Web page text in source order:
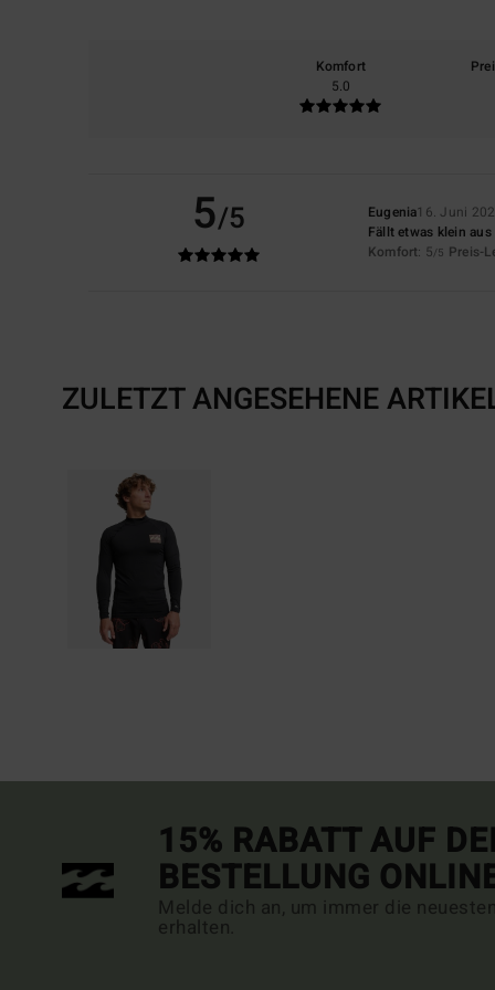
Komfort
5.0
5/5 Eugenia16. Juni
Fällt etwas klein aus
Komfort: 5/5 Preis-
ZULETZT ANGESEHENE
15% RABATT AUF
BESTELLUNG
Melde dich an, um immer die
erhalten.